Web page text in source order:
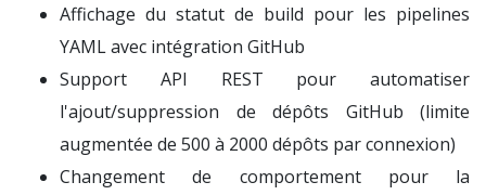
Affichage du statut de build pour les pipelines
YAML avec intégration GitHub
Support API REST pour automatiser
l'ajout/suppression de dépôts GitHub (limite
augmentée de 500 à 2000 dépôts par connexion)
Changement de comportement pour la